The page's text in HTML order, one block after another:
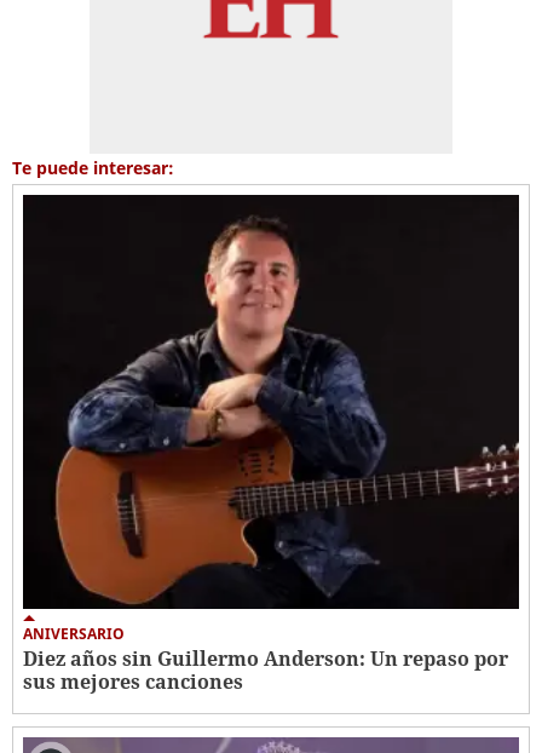
Te puede interesar:
ANIVERSARIO
Diez años sin Guillermo Anderson: Un repaso por
sus mejores canciones